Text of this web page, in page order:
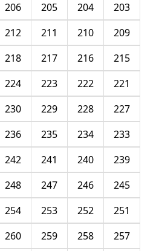
203
204
205
206
209
210
211
212
215
216
217
218
221
222
223
224
227
228
229
230
233
234
235
236
239
240
241
242
245
246
247
248
251
252
253
254
257
258
259
260